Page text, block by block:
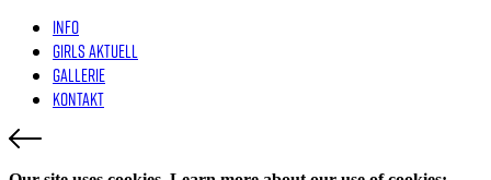
Info
Girls Aktuell
Gallerie
Kontakt